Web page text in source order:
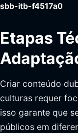
sbb-itb-f4517a0
Etapas
Criar conteúdo
culturas requer
isso garante que
públicos em